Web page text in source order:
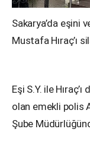
Sakarya’da eşini
Mustafa Hıraç’ı
Eşi S.Y. ile
olan emekli polis
Şube